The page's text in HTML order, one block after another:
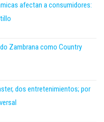
afectan a consumidores:
Zambrana como Country
dos entretenimientos; por